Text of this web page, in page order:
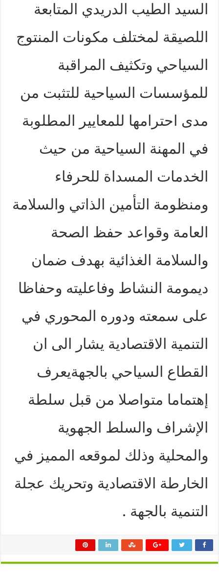
السيد الطيب الدريدي المتابعة
اللصيقة لمختلف مكونات المنتوج
السياحي وتكثيف المراقبة
للمؤسسات السياحية للتثبت من
مدى احترامها للمعايير المطلوبة
في المهنة السياحية من حيث
الخدمات المسداة للحرفاء
ومنظومة التأمين الذاتي والسلامة
العامة وقواعد حفظ الصحة
والسلامة الغذائية بهدف ضمان
ديمومة النشاط وفاعليته وحفاظا
على سمعته ودوره المحوري في
التنمية الاقتصادية يشار الى ان
القطاع السياحي بالجهةيعرف
إهتماما متواصلا من قبل سلطة
الإشراف والسلط الجهوية
والمحلية وذلك لموقعه المميز في
الخارطة الاقتصادية وتحريك عجلة
التنمية بالجهة .